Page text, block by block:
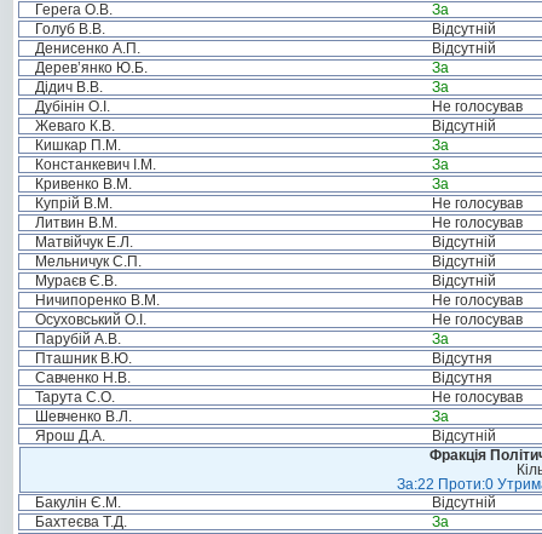
Герега О.В.
За
Голуб В.В.
Відсутній
Денисенко А.П.
Відсутній
Дерев’янко Ю.Б.
За
Дідич В.В.
За
Дубінін О.І.
Не голосував
Жеваго К.В.
Відсутній
Кишкар П.М.
За
Констанкевич І.М.
За
Кривенко В.М.
За
Купрій В.М.
Не голосував
Литвин В.М.
Не голосував
Матвійчук Е.Л.
Відсутній
Мельничук С.П.
Відсутній
Мураєв Є.В.
Відсутній
Ничипоренко В.М.
Не голосував
Осуховський О.І.
Не голосував
Парубій А.В.
За
Пташник В.Ю.
Відсутня
Савченко Н.В.
Відсутня
Тарута С.О.
Не голосував
Шевченко В.Л.
За
Ярош Д.А.
Відсутній
Фракція
За:22 Проти:0
Бакулін Є.М.
Відсутній
Бахтеєва Т.Д.
За